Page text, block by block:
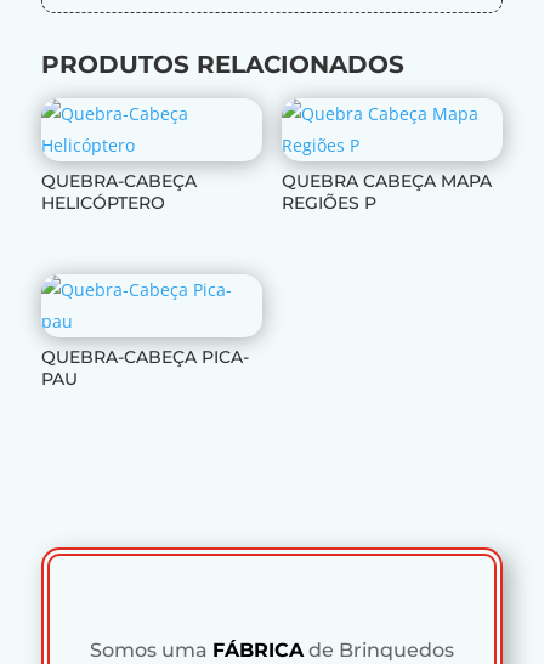
PRODUTOS RELACIONADOS
QUEBRA-CABEÇA
HELICÓPTERO
QUEBRA CABEÇA MAPA
REGIÕES P
QUEBRA-CABEÇA PICA-
PAU
Somos uma FÁBRICAde Brinquedos